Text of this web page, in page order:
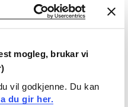
mogleg, brukar vi
vil godkjenne. Du kan
du gir her.